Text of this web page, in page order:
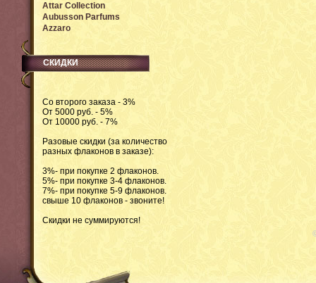
Attar Collection
Aubusson Parfums
Azzaro
СКИДКИ
Со второго заказа - 3%
От 5000 руб. - 5%
От 10000 руб. - 7%
Разовые скидки (за количество
разных флаконов в заказе):
3%- при покупке 2 флаконов.
5%- при покупке 3-4 флаконов.
7%- при покупке 5-9 флаконов.
свыше 10 флаконов - звоните!
Скидки не суммируются!